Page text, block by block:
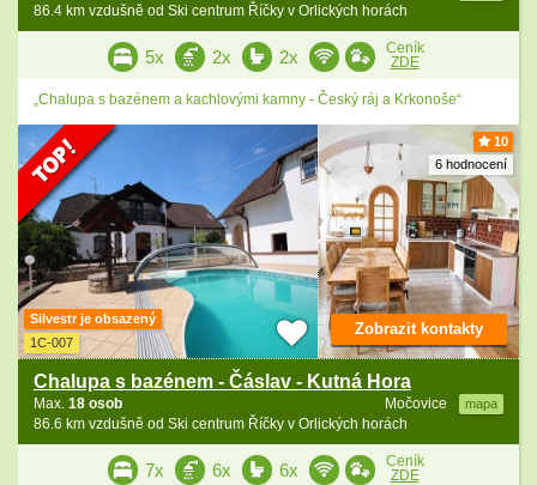
86.4 km vzdušně od Ski centrum Říčky v Orlických horách
5x 2x 2x
Ceník
ZDE
„Chalupa s bazénem a kachlovými kamny - Český ráj a Krkonoše“
10
6 hodnocení
Silvestr je obsazený
1C-007
Chalupa s bazénem - Čáslav - Kutná Hora
Močovice mapa
Max. 18 osob
86.6 km vzdušně od Ski centrum Říčky v Orlických horách
Zobrazit kontakty
7x 6x 6x
Ceník
ZDE